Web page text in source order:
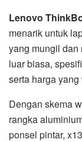
Lenovo
menarik untuk
yang mungil dan
luar biasa,
serta harga yang
Dengan skema
rangka
ponsel pintar,